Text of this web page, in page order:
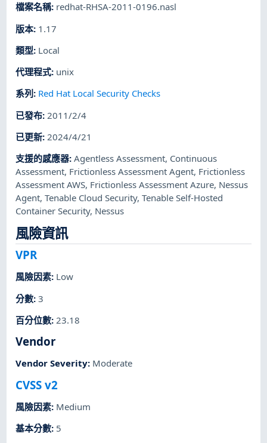
檔案名稱: redhat-RHSA-2011-0196.nasl
版本: 1.17
類型: Local
代理程式: unix
系列 : Red Hat Local Security Checks
已發布: 2011/2/4
已更新: 2024/4/21
支援的感應器:Agentless Assessment, Continuous
Assessment, Frictionless Assessment Agent, Frictionless
Assessment AWS, Frictionless Assessment Azure, Nessus
Agent,Tenable Cloud Security,Tenable Self-Hosted
Container Security, Nessus
風險資訊
VPR
風險因素: Low
分數:3
百分位數: 23.18
Vendor
Vendor Severity: Moderate
CVSS v2
風險因素: Medium
基本分數: 5